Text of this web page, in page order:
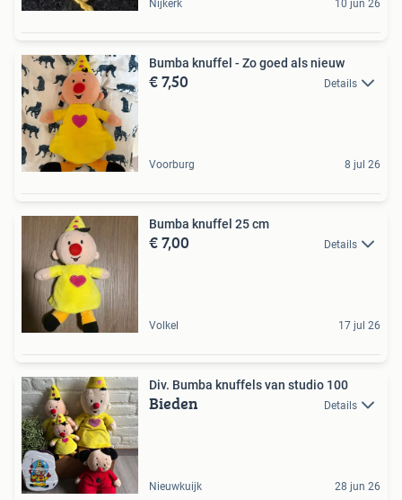
Nijkerk 10 jun 26
Bumba knuffel - Zo goed als nieuw
€ 7,50 Details
Voorburg 8 jul 26
Bumba knuffel 25 cm
€ 7,00 Details
Volkel 17 jul 26
Div. Bumba knuffels van studio 100
Bieden Details
Nieuwkuijk 28 jun 26